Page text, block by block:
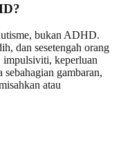
bukan ADHD.
dan sesetengah orang
impulsiviti, keperluan
sebahagian gambaran,
atau